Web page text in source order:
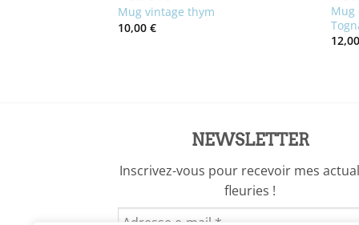
Mug vintage thym
10,00 €
Mug
NEWSLETTER
Inscrivez-vous pour recevoir mes
fleuries !